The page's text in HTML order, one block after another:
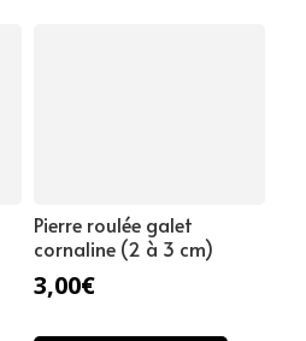
Pierre roulée galet
cornaline (2 à 3 cm)
3,00€